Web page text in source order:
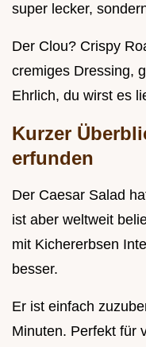
super lecker,
Der Clou? Crispy
cremiges Dressing,
Ehrlich, du wirst es
Kurzer
erfunden
Der Caesar Salad
ist aber weltweit
mit Kichererbsen
besser.
Er ist einfach
Minuten. Perfekt für